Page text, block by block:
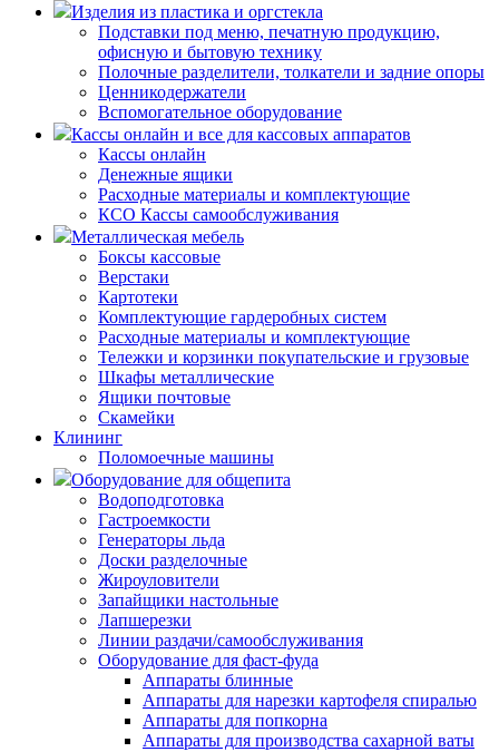
Изделия из пластика и оргстекла
Подставки под меню, печатную продукцию,
офисную и бытовую технику
Полочные разделители, толкатели и задние опоры
Ценникодержатели
Вспомогательное оборудование
Кассы онлайн и все для кассовых аппаратов
Кассы онлайн
Денежные ящики
Расходные материалы и комплектующие
КСО Кассы самообслуживания
Металлическая мебель
Боксы кассовые
Верстаки
Картотеки
Комплектующие гардеробных систем
Расходные материалы и комплектующие
Тележки и корзинки покупательские и грузовые
Шкафы металлические
Ящики почтовые
Скамейки
Клининг
Поломоечные машины
Оборудование для общепита
Водоподготовка
Гастроемкости
Генераторы льда
Доски разделочные
Жироуловители
Запайщики настольные
Лапшерезки
Линии раздачи/самообслуживания
Оборудование для фаст-фуда
Аппараты блинные
Аппараты для нарезки картофеля спиралью
Аппараты для попкорна
Аппараты для производства сахарной ваты